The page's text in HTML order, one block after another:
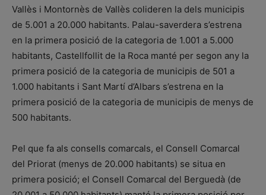
Vallès i Montornès de Vallès colideren la dels municipis
de 5.001 a 20.000 habitants. Palau-saverdera s’estrena
en la primera posició de la categoria de 1.001 a 5.000
habitants, Castellfollit de la Roca manté per segon any la
primera posició de la categoria de municipis de 501 a
1.000 habitants i Sant Martí d’Albars s’estrena en la
primera posició de la categoria de municipis de menys de
500 habitants.
Pel que fa als consells comarcals, el Consell Comarcal
del Priorat (menys de 20.000 habitants) se situa en
primera posició; el Consell Comarcal del Berguedà (de